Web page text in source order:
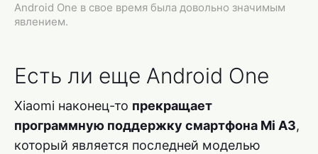
Android One в свое время была довольно значимым
явлением.
Есть ли еще Android One
Xiaomi наконец-то прекращает
программную поддержку смартфона Mi A3,
который является последней моделью